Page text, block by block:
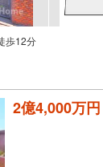
歩12分
2億4,000万円